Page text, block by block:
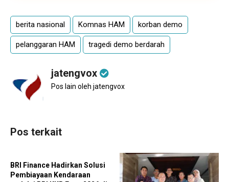
berita nasional Komnas HAM korban demo
pelanggaran HAM tragedi demo berdarah
jatengvox
Pos lain oleh jatengvox
Pos terkait
BRI Finance Hadirkan Solusi
Pembiayaan Kendaraan